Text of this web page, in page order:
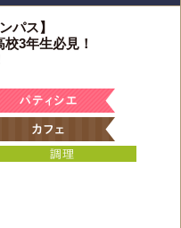
パス】
3年生必見！